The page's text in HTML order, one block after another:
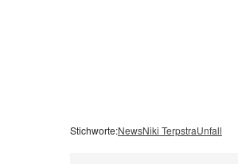
Stichworte:NewsNiki TerpstraUnfall